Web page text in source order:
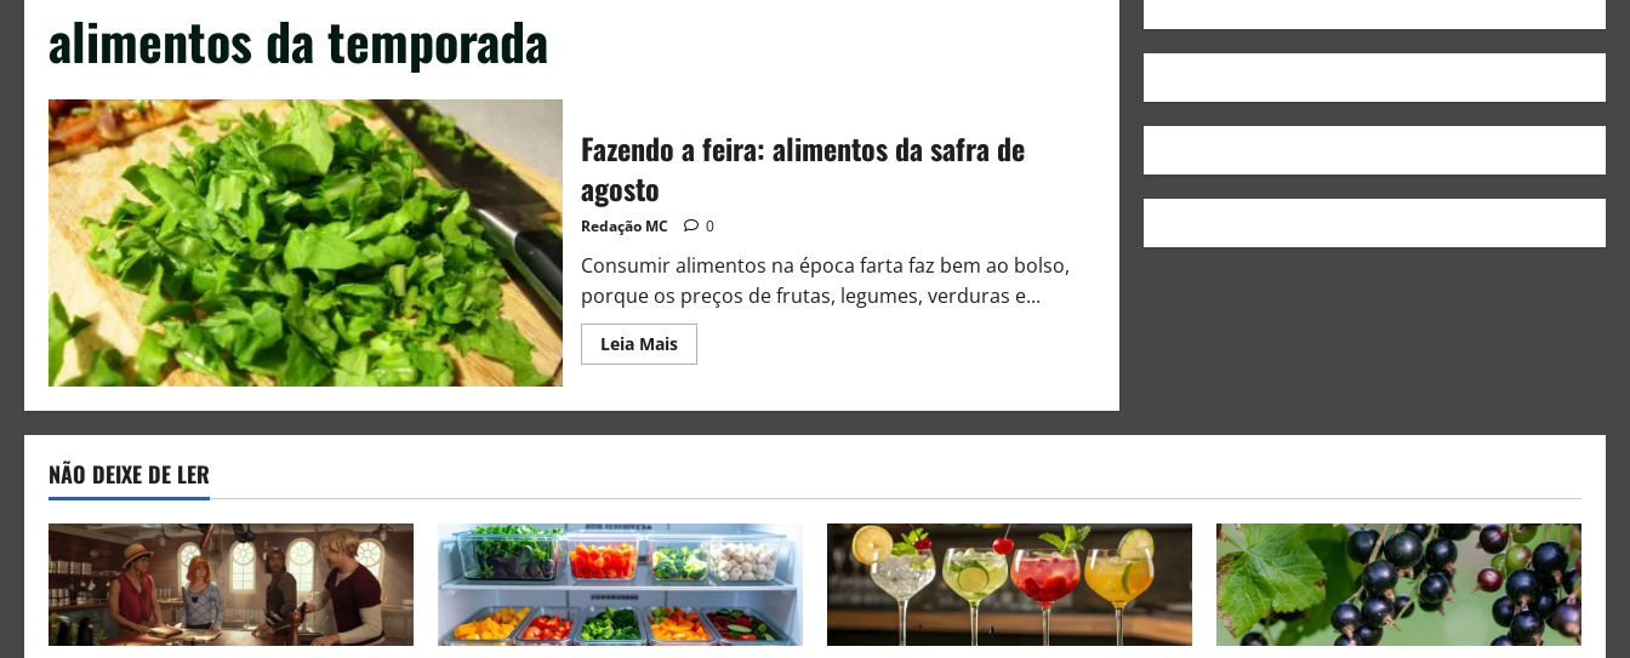
alimentos da temporada
Fazendo a feira: alimentos da safra de
agosto
Redação MC 0
Consumir alimentos na época farta faz bem ao bolso,
porque os preços de frutas, legumes, verduras e...
Leia Mais
NÃO DEIXE DE LER